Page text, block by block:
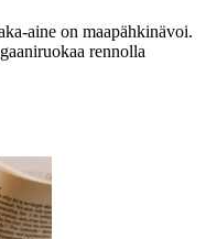
aine on maapähkinävoi.
rennolla